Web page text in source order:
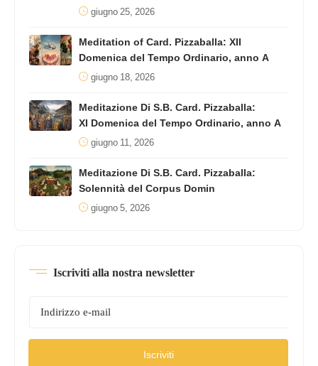
giugno 25, 2026
Meditation of Card. Pizzaballa: XII
Domenica del Tempo Ordinario, anno A
giugno 18, 2026
Meditazione Di S.B. Card. Pizzaballa:
XI Domenica del Tempo Ordinario, anno A
giugno 11, 2026
Meditazione Di S.B. Card. Pizzaballa:
Solennità del Corpus Domin
giugno 5, 2026
Iscriviti alla nostra newsletter
Iscriviti